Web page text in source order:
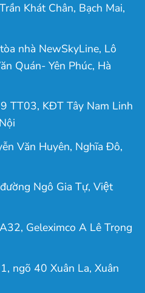
Khát Chân, Bạch Mai,
nhà NewSkyLine, Lô
Quán- Yên Phúc, Hà
TT03, KĐT Tây Nam Linh
Văn Huyên, Nghĩa Đô,
Ngô Gia Tự, Việt
Geleximco A Lê Trọng
ngõ 40 Xuân La, Xuân